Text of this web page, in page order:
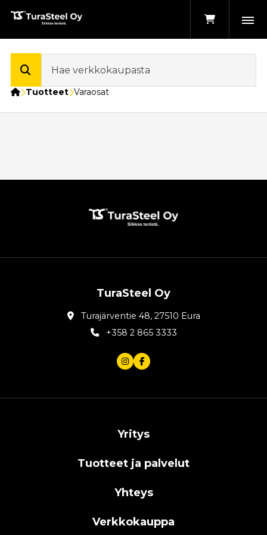
Etusivu
Tuotteet Varaosat
TuraSteel Oy
Turajärventie 48, 27510 Eura
+358 2 865 3333
Yritys
Tuotteet ja palvelut
Yhteys
Verkkokauppa